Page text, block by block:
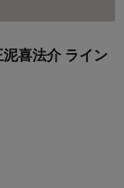
喜法介 ライン